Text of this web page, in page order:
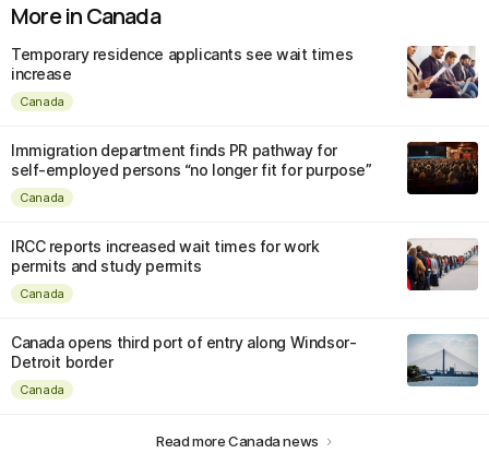
More in Canada
Temporary residence applicants see wait times
increase
Canada
Immigration department finds PR pathway for
self-employed persons “no longer fit for purpose”
Canada
IRCC reports increased wait times for work
permits and study permits
Canada
Canada opens third port of entry along Windsor-
Detroit border
Canada
Read more Canada news